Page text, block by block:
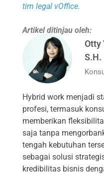
tim legal vOffice.
Artikel ditinjau oleh:
Otty
S.H.
Hybrid work menjadi
profesi, termasuk
memberikan
saja tanpa
tengah kebutuhan
sebagai solusi
kredibilitas bisnis